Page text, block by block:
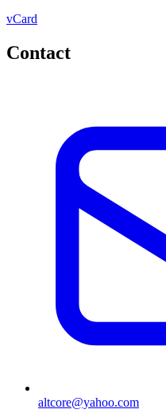
vCard
Contact
altcore@yahoo.com